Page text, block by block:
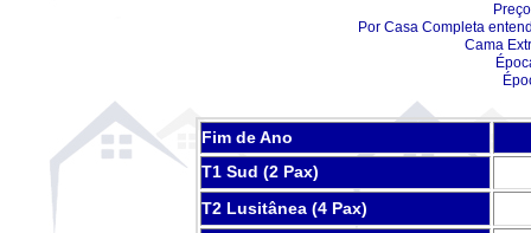
Por Casa Completa
Cama
Fim de Ano
T1 Sud (2 Pax)
T2 Lusitânea (4 Pax)